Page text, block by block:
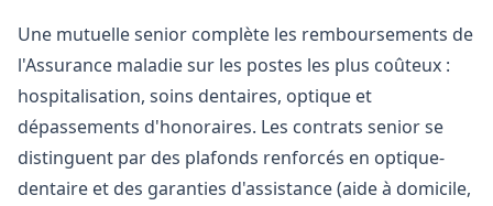
Une mutuelle senior complète les remboursements de
l'Assurance maladie sur les postes les plus coûteux :
hospitalisation, soins dentaires, optique et
dépassements d'honoraires. Les contrats senior se
distinguent par des plafonds renforcés en optique-
dentaire et des garanties d'assistance (aide à domicile,